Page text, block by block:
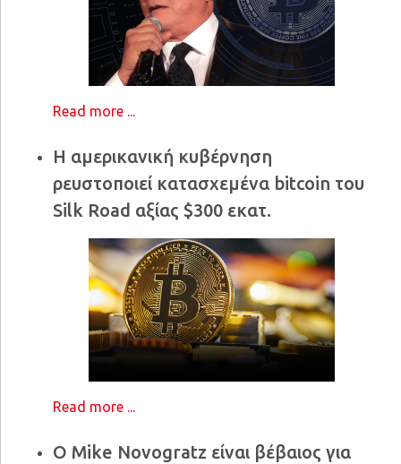
Read more ...
Η αμερικανική κυβέρνηση
ρευστοποιεί κατασχεμένα bitcoin του
Silk Road αξίας $300 εκατ.
Read more ...
Ο Mike Novogratz είναι βέβαιος για